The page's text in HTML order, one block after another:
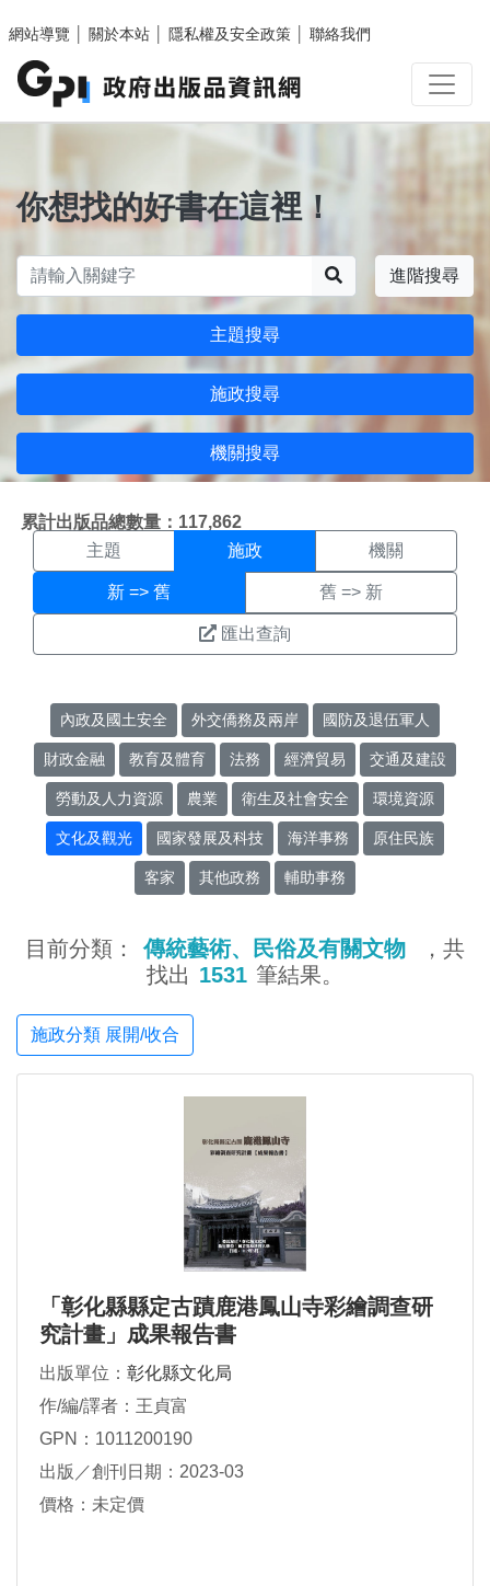
網站導覽
關於本站 隱私權及安全政策 聯絡我們
你想找的好書在這裡！
進階搜尋
主題搜尋
施政搜尋
機關搜尋
累計出版品總數量：117,862
施政搜尋結果頁面
主題 施政 機關
新 => 舊 舊 => 新
匯出查詢
內政及國土安全 外交僑務及兩岸 國防及退伍軍人
財政金融 教育及體育 法務 經濟貿易 交通及建設
勞動及人力資源 農業 衛生及社會安全 環境資源
文化及觀光 國家發展及科技 海洋事務 原住民族
客家 其他政務 輔助事務
目前分類： 傳統藝術、民俗及有關文物
，共
找出 1531 筆結果。
施政分類 展開/收合
「彰化縣縣定古蹟鹿港鳳山寺彩繪調查研
究計畫」成果報告書
出版單位： 彰化縣文化局
作/編/譯者：王貞富
GPN：1011200190
出版／創刊日期：2023-03
價格：未定價